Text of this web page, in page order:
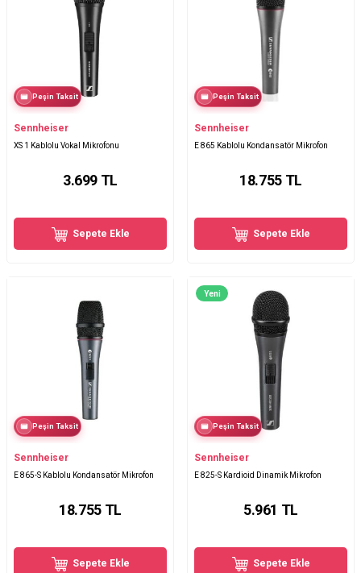
Peşin Taksit
Sennheiser
XS 1 Kablolu Vokal Mikrofonu
3.699 TL
Sepete Ekle
Peşin Taksit
Sennheiser
E 865 Kablolu Kondansatör Mikrofon
18.755TL
Sepete Ekle
Peşin Taksit
Sennheiser
E 865-S Kablolu Kondansatör Mikrofon
18.755TL
Sepete Ekle
Yeni
Peşin Taksit
Sennheiser
E 825-S Kardioid Dinamik Mikrofon
5.961 TL
Sepete Ekle